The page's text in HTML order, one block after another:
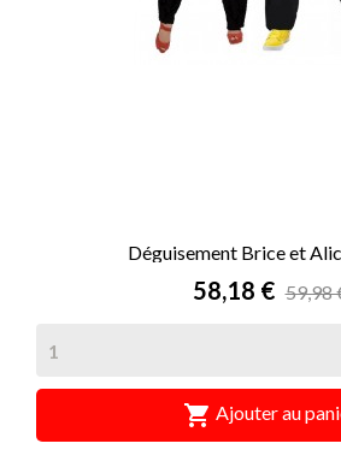
Déguisement Brice et
Prix
58,18 € 59,98
 Ajouter au